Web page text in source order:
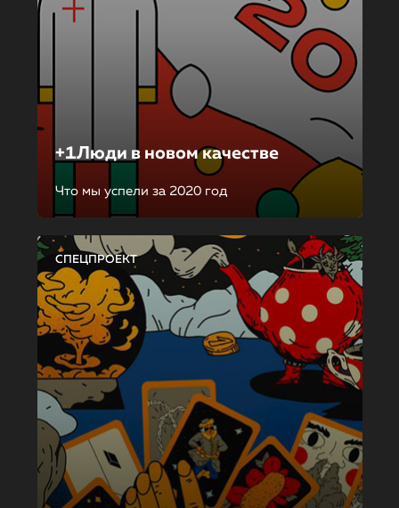
+1Люди в новом качестве
Что мы успели за 2020 год
СПЕЦПРОЕКТ